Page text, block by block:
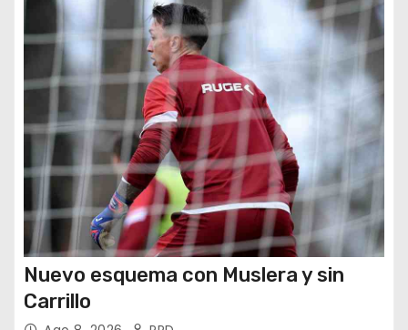
r
a
d
a
s
Nuevo esquema con Muslera y sin
Carrillo